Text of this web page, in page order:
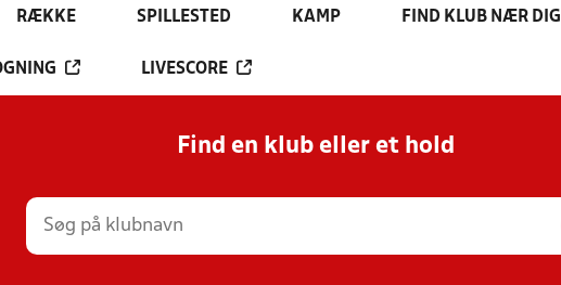
RÆKKE SPILLESTED KAMP FIND KLUB NÆR DIG
LIVESCORE
Find en klub eller et hold